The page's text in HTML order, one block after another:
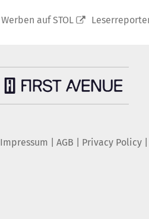
Werben auf STOL
Impressum AGB Privacy Policy|